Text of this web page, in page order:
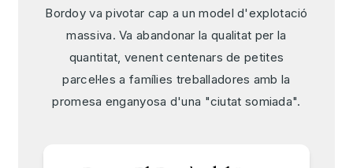
Bordoy va pivotar cap a un model d'explotació
massiva. Va abandonar la qualitat per la
quantitat, venent centenars de petites
parcel·les a famílies treballadores amb la
promesa enganyosa d'una "ciutat somiada".